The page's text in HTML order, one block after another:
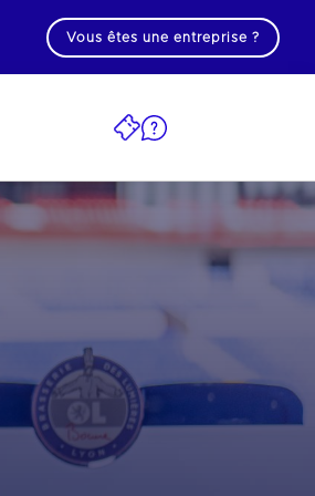
Vous êtes une entreprise ?